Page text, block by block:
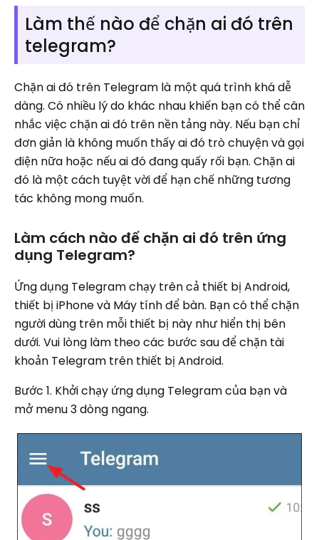
Làm thế nào để chặn ai đó trên
telegram?
Chặn ai đó trên Telegram là một quá trình khá dễ
dàng. Có nhiều lý do khác nhau khiến bạn có thể cân
nhắc việc chặn ai đó trên nền tảng này. Nếu bạn chỉ
đơn giản là không muốn thấy ai đó trò chuyện và gọi
điện nữa hoặc nếu ai đó đang quấy rối bạn. Chặn ai
đó là một cách tuyệt vời để hạn chế những tương
tác không mong muốn.
Làm cách nào để chặn ai đó trên ứng
dụng Telegram?
Ứng dụng Telegram chạy trên cả thiết bị Android,
thiết bị iPhone và Máy tính để bàn. Bạn có thể chặn
người dùng trên mỗi thiết bị này như hiển thị bên
dưới. Vui lòng làm theo các bước sau để chặn tài
khoản Telegram trên thiết bị Android.
Bước 1. Khởi chạy ứng dụng Telegram của bạn và
mở menu 3 dòng ngang.